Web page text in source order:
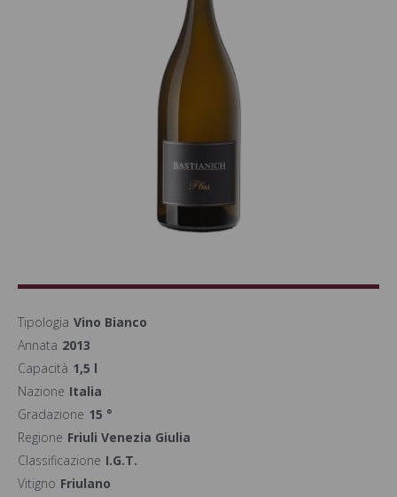
Tipologia Vino Bianco
Annata 2013
Capacità 1,5 l
Nazione Italia
Gradazione 15 °
Regione Friuli Venezia Giulia
Classificazione I.G.T.
Vitigno Friulano